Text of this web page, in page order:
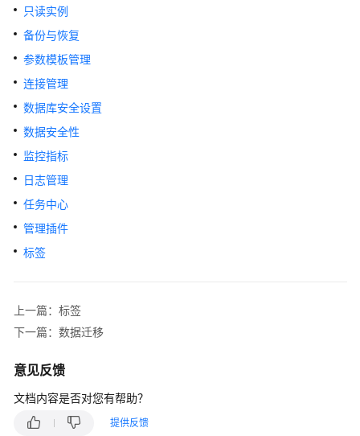
费
说
明
快
速
入
门
内
核
介
绍
用
南
佳
践
只读实例
备份与恢复
参数模板管理
连接管理
数据库安全设置
数据安全性
监控指标
日志管理
任务中心
管理插件
标签
上一篇：标签
下一篇：数据迁移
意见反馈
文档内容是否对您有帮助？
提供反馈